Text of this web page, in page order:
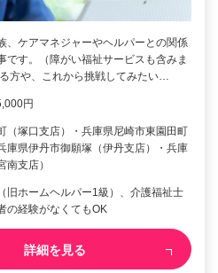
、ケアマネジャーやヘルパーとの関係
です。（障がい福祉サービスも含みま
方や、これから挑戦してみたい…
円
（塚口支店）・兵庫県尼崎市東園田町
庫県伊丹市御願塚（伊丹支店）・兵庫
南支店）
旧ホームヘルパー1級）、介護福祉士
の経験がなくてもOK
詳細を見る